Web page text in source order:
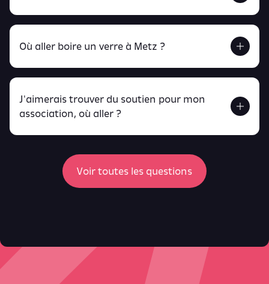
Retrouve tout ça en cliquant ici !
Retrouve toutes ces infos ici.
Où aller boire un verre à Metz ?
peux
retrouver ici
J'aimerais trouver du soutien pour mon
association, où aller ?
Voir toutes les questions